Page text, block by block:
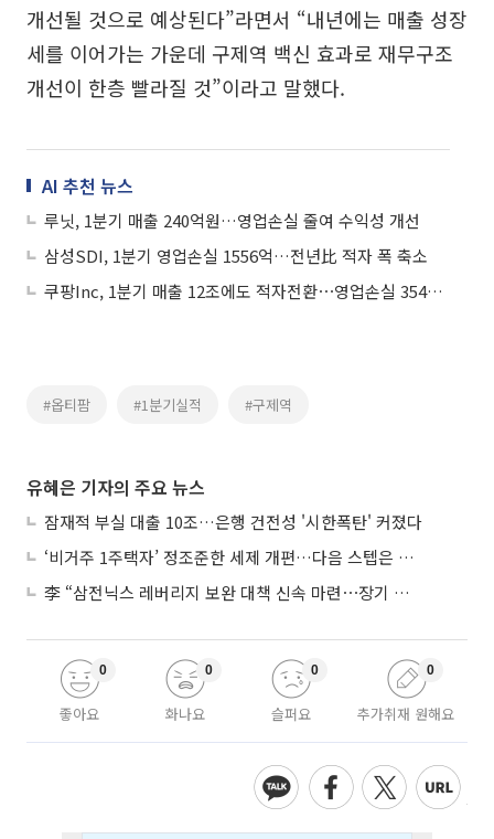
개선될 것으로 예상된다”라면서 “내년에는 매출 성장
세를 이어가는 가운데 구제역 백신 효과로 재무구조
개선이 한층 빨라질 것”이라고 말했다.
AI 추천 뉴스
루닛, 1분기 매출 240억원…영업손실 줄여 수익성 개선
삼성SDI, 1분기 영업손실 1556억…전년比 적자 폭 축소
쿠팡Inc, 1분기 매출 12조에도 적자전환⋯영업손실 3545억원
#옵티팜 #1분기실적 #구제역
유혜은 기자의 주요 뉴스
잠재적 부실 대출 10조…은행 건전성 '시한폭탄' 커졌다
‘비거주 1주택자’ 정조준한 세제 개편…다음 스텝은 금융 대책
李 “삼전닉스 레버리지 보완 대책 신속 마련⋯장기 채무 과감히 탕감”
좋아요
0
화나요
0
슬퍼요
0
추가취재 원해요
0